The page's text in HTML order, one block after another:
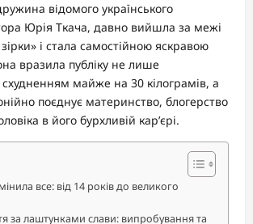
відомого українського
Юрія Ткача, давно вийшла за межі
і стала самостійною яскравою
вразила публіку не лише
майже на 30 кілограмів, а
поєднує материнство, блогерство
в його бурхливій кар’єрі.
все: від 14 років до великого
за лаштунками слави: випробування та